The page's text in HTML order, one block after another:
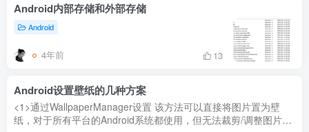
Android内部存储和外部存储
Android
4年前 13
Android设置壁纸的几种方案
<1>通过WallpaperManager设置 该方法可以直接将图片置为壁
纸，对于所有平台的Android系统都使用，但无法裁剪/调整图片。